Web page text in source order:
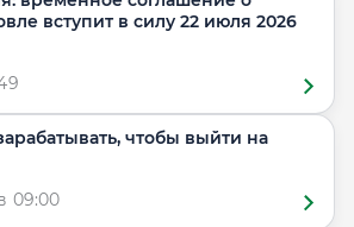
вступит в силу 22 июля 2026
чтобы выйти на
09:00